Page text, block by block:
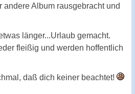
Album rausgebracht und
länger...Urlaub gemacht.
fleißig und werden hoffentlich
daß dich keiner beachtet!